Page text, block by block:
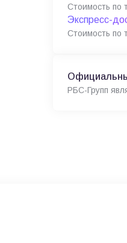
Стоимость по
Экспресс-
Стоимость по
РБС-Групп